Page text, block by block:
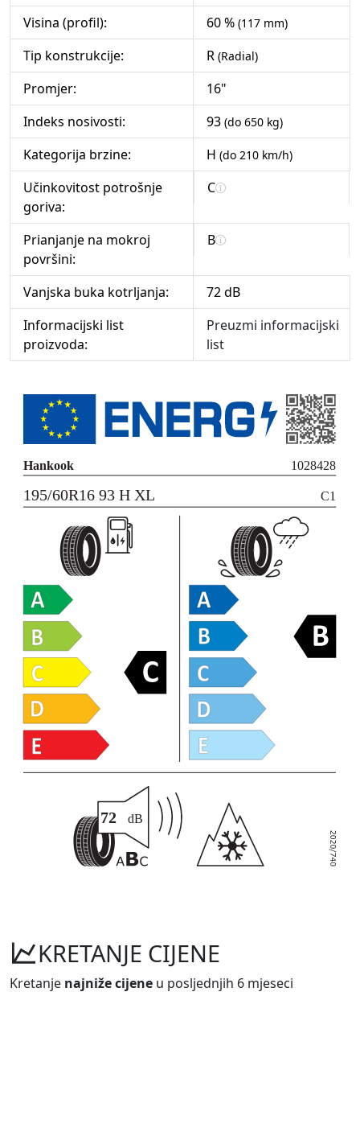
Visina (profil):
60 % (117 mm)
Tip konstrukcije: R (Radial)
Promjer:
16"
Indeks nosivosti:
93 (do 650 kg)
Kategorija brzine: H (do 210 km/h)
Učinkovitost potrošnje
goriva:
C
Prianjanje na mokroj
površini:
B
Vanjska buka kotrljanja:
72 dB
Informacijski list
proizvoda:
Preuzmi informacijski
list
KRETANJE CIJENE
Kretanje najniže cijene u posljednjih 6 mjeseci